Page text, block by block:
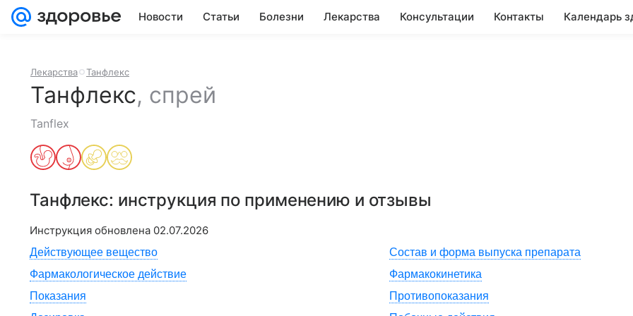
Новости Статьи Болезни Лекарства Консультации Контакты Календарь
Лекарства Танфлекс
Танфлекс, спрей
Tanflex
Танфлекс: инструкция по применению и отзывы
Инструкция обновлена 02.07.2026
Действующее вещество
Состав и форма выпуска препарата
Фармакологическое действие
Фармакокинетика
Показания
Противопоказания